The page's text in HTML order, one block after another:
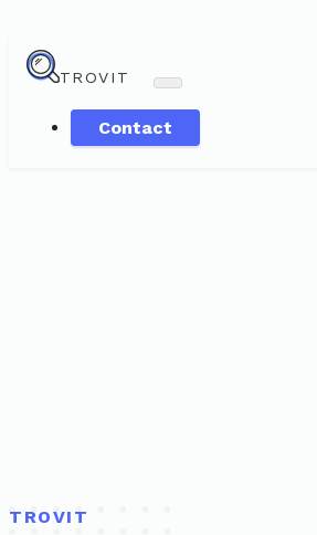
TROVIT
Contact
TROVIT